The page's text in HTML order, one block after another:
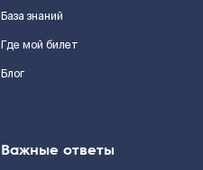
База знаний
Где мой билет
Блог
Важные ответы